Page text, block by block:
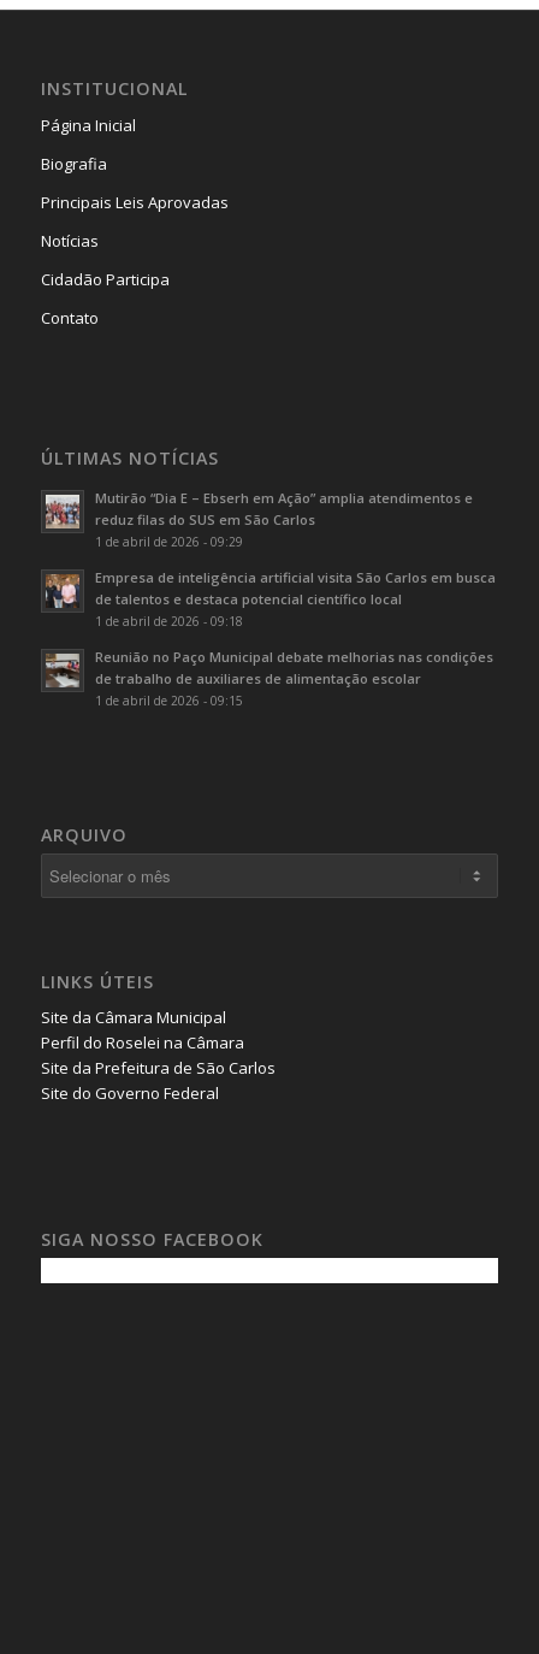
INSTITUCIONAL
Página Inicial
Biografia
Principais Leis Aprovadas
Notícias
Cidadão Participa
Contato
ÚLTIMAS NOTÍCIAS
Mutirão “Dia E – Ebserh em Ação” amplia atendimentos e
reduz filas do SUS em São Carlos
1 de abril de 2026 - 09:29
Empresa de inteligência artificial visita São Carlos em busca
de talentos e destaca potencial científico local
1 de abril de 2026 - 09:18
Reunião no Paço Municipal debate melhorias nas condições
de trabalho de auxiliares de alimentação escolar
1 de abril de 2026 - 09:15
ARQUIVO
LINKS ÚTEIS
Site da Câmara Municipal
Perfil do Roselei na Câmara
Site da Prefeitura de São Carlos
Site do Governo Federal
SIGA NOSSO FACEBOOK